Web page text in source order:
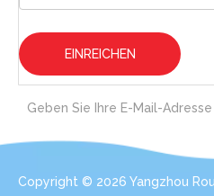
EINREICHEN
Copyright © 2026 Yangzhou